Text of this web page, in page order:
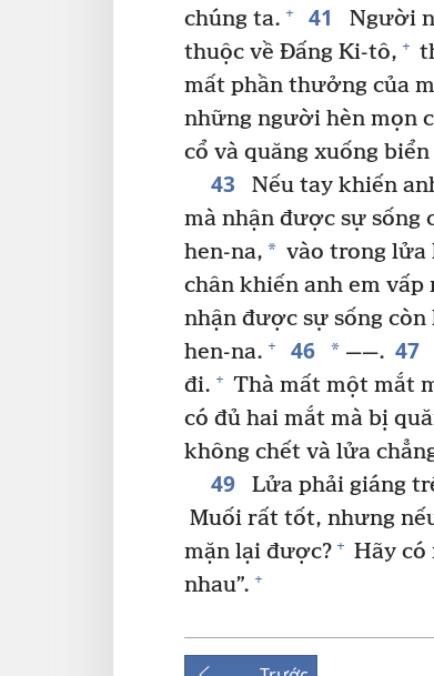
chúng ta. + 41
Người
thuộc về Đấng Ki-tô, +
mất phần thưởng của
những người hèn mọn
cổ và quăng xuống
43
Nếu tay khiến
mà nhận được sự sống
hen-na, * vào trong lửa
chân khiến anh em
nhận được sự sống còn
hen-na. + 46 *——. 47
đi. + Thà mất một mắt
có đủ hai mắt mà bị
không chết và lửa
49 Lửa phải giáng
Muối rất tốt, nhưng
mặn lại được? + Hãy có
nhau”. +